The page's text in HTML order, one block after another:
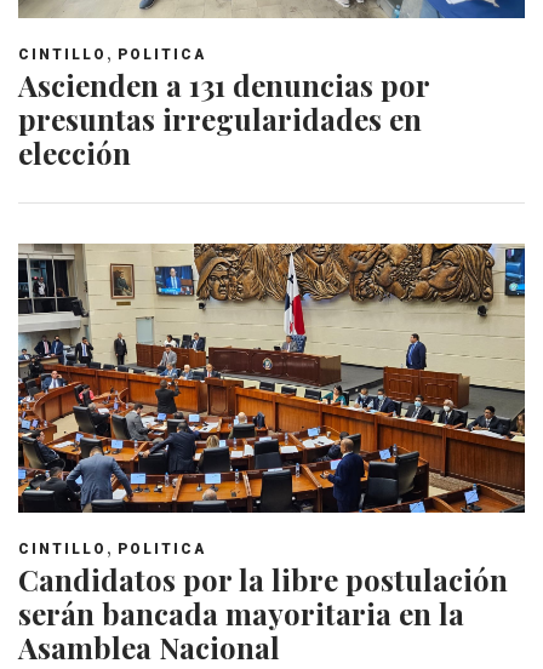
CINTILLO , POLITICA
Ascienden a 131 denuncias por
presuntas irregularidades en
elección
CINTILLO , POLITICA
Candidatos por la libre postulación
serán bancada mayoritaria en la
Asamblea Nacional